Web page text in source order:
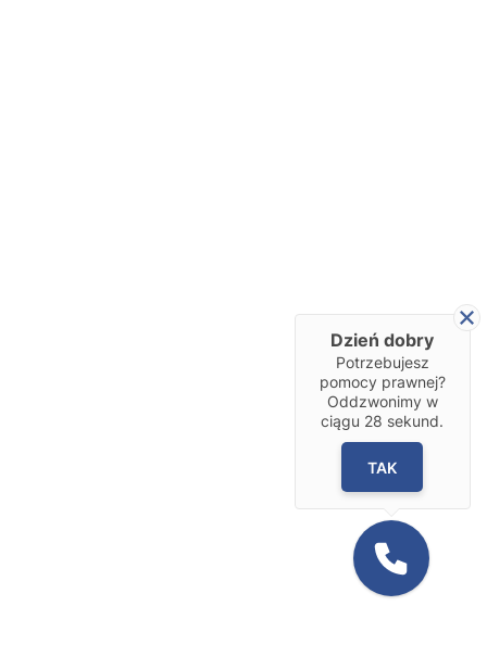
Dzień dobry
Potrzebujesz
pomocy prawnej?
Oddzwonimy w
ciągu 28 sekund.
TAK